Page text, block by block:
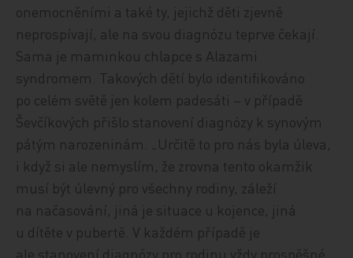
onemocněními a také ty, jejichž děti zjevně
neprospívají, ale na svou diagnózu teprve čekají.
Sama je maminkou chlapce s Alazami
syndromem. Takových dětí bylo identifikováno
po celém světě jen kolem padesáti – v případě
Ševčíkových přišlo stanovení diagnózy k synovým
pátým narozeninám. „Určitě to pro nás byla úleva,
i když si ale nemyslím, že zrovna tento okamžik
musí být úlevný pro všechny rodiny, záleží
na načasování, jiná je situace u kojence, jiná
u dítěte v pubertě. V každém případě je
ale stanovení diagnózy pro rodinu vždy prospěšné,